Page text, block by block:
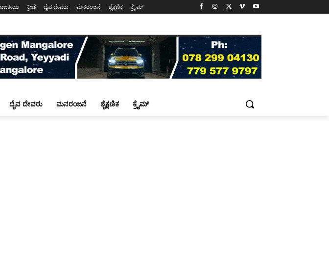
ಕ್ರೀಡೆ ದೈವ ದೇವರು ಮನರಂಜನೆ ಶೈಕ್ಷಣಿಕ ಕ್ರೈಮ್
ದೈವ ದೇವರು ಮನರಂಜನೆ ಶೈಕ್ಷಣಿಕ ಕ್ರೈಮ್